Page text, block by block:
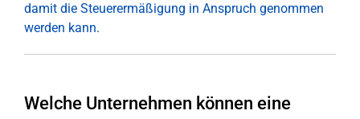
damit die Steuerermäßigung in Anspruch genommen
werden kann.
Welche Unternehmen können eine